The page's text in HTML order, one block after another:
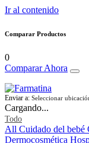
Ir al contenido
Comparar Productos
0
Comparar Ahora
Enviar a: Seleccionar
Cargando...
Todo
All Cuidado del bebé
Dermocosmética